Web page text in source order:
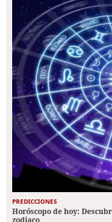
PREDICCIONES
Horóscopo de hoy:
zodiaco